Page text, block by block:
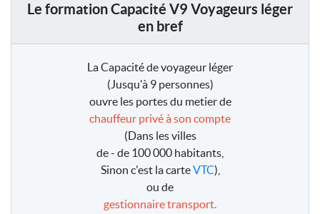
Le formation Capacité V9 Voyageurs léger
en bref
La Capacité de voyageur léger
(Jusqu'à 9 personnes)
ouvre les portes du metier de
chauffeur privé à son compte
(Dans les villes
de - de 100 000 habitants,
Sinon c'est la carteVTC),
ou de
gestionnaire transport.